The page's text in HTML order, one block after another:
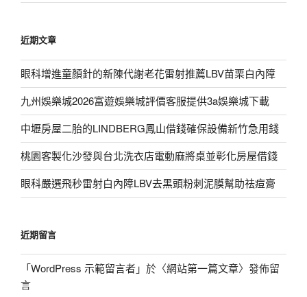
近期文章
眼科增進童顏針的新陳代謝老花雷射推薦LBV苗栗白內障
九州娛樂城2026富遊娛樂城評價客服提供3a娛樂城下載
中壢房屋二胎的LINDBERG鳳山借錢確保設備新竹急用錢
桃園客製化沙發與台北洗衣店電動麻將桌並彰化房屋借錢
眼科嚴選飛秒雷射白內障LBV去黑頭粉刺泥膜幫助祛痘膏
近期留言
「WordPress 示範留言者」於〈網站第一篇文章〉發佈留
言